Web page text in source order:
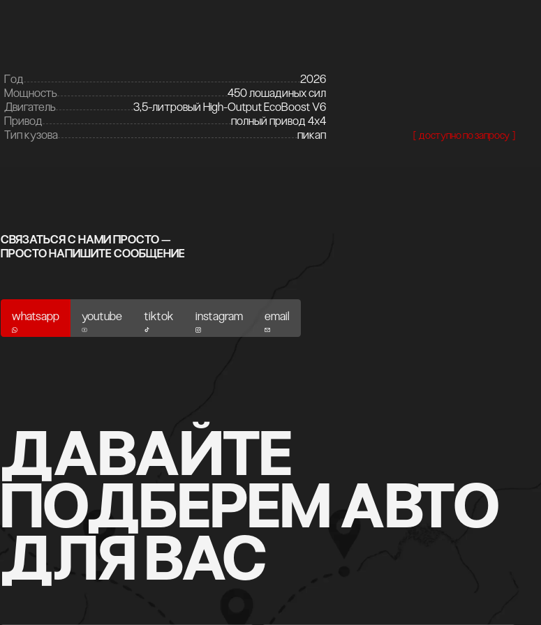
Год
2026
Мощность
450 лошадиных сил
Двигатель
3,5-литровый High-Output EcoBoost V6
Привод
полный привод 4x4
Тип кузова
пикап [ доступно по запросу ]
СВЯЗАТЬСЯ С НАМИ ПРОСТО —
ПРОСТО НАПИШИТЕ СООБЩЕНИЕ
whatsapp
whatsapp
youtube
youtube
tiktok
tiktok
instagram
instagram
email
email
ДАВАЙТЕ
ПОДБЕРЕМ АВТО
ДЛЯ ВАС